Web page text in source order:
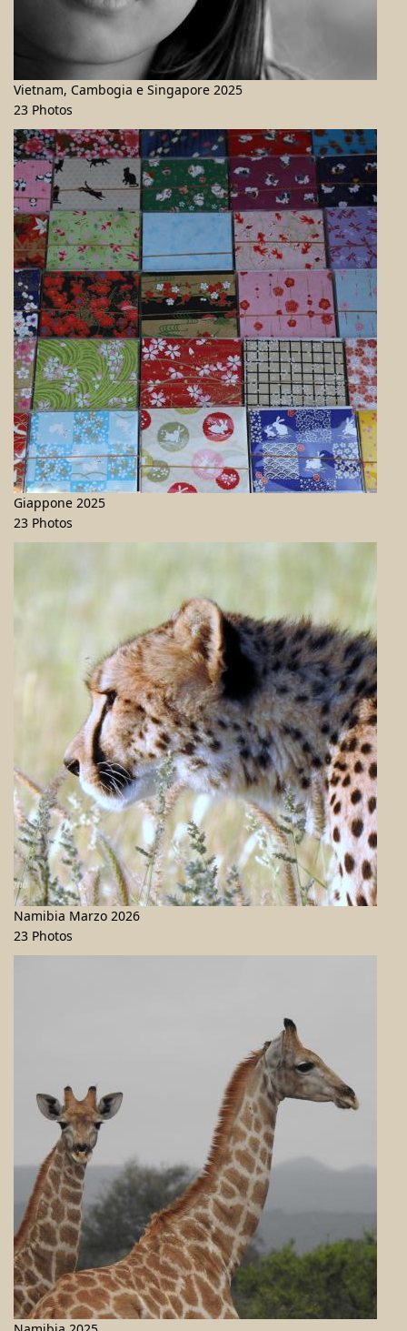
Vietnam, Cambogia e Singapore 2025
23 Photos
Giappone 2025
23 Photos
Namibia Marzo 2026
23 Photos